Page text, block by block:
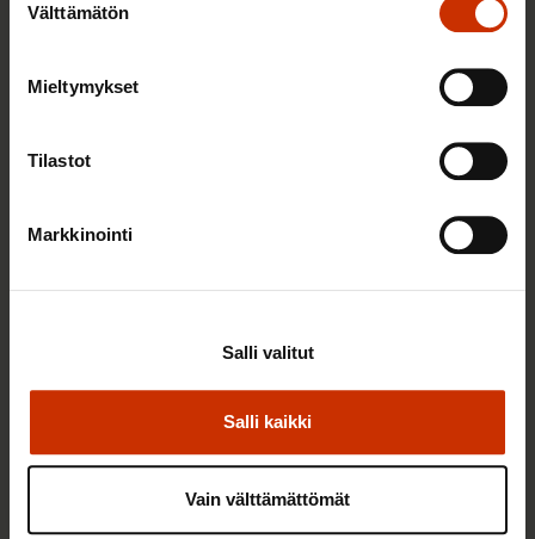
valinta
Välttämätön
Mieltymykset
Tilastot
Markkinointi
Salli kaikki
Salli valitut
Vain välttämättömät
4.8.2026 16:55
SAK: Budjettiehdotus unohtaa työttömät